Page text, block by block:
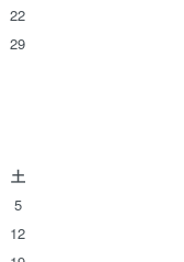
22
29
土
5
12